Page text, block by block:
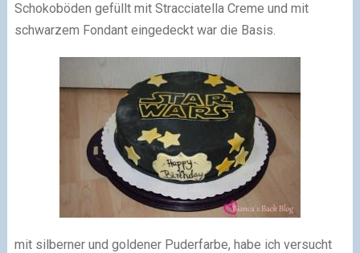
Schokoböden gefüllt mit Stracciatella Creme und mit
schwarzem Fondant eingedeckt war die Basis.
mit silberner und goldener Puderfarbe, habe ich versucht